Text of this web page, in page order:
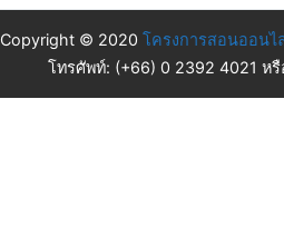
Copyright © 2020 โครงการสอนออนไ
โทรศัพท์: (+66) 0 2392 4021 หรื